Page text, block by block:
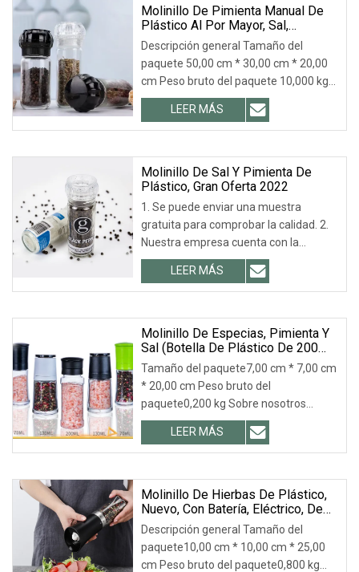
deforma.
Molinillo De Pimienta Manual De
Plástico Al Por Mayor, Sal,
Pimienta, Sal Marina, Pimienta,
Especias, Molinillos De Vidrio
Descripción general Tamaño del
paquete 50,00 cm * 30,00 cm * 20,00
cm Peso bruto del paquete 10,000 kg
Nuestra ventaja ---- LW Glass 1. Más de
10 años de experiencia en envasado
de botellas de vidrio 2. El negocio cubre
LEER MÁS
Molinillo De Sal Y Pimienta De
Plástico, Gran Oferta 2022
1. Se puede enviar una muestra
gratuita para comprobar la calidad. 2.
Nuestra empresa cuenta con la
certificación ISO 9001 y es el principal
proveedor de Coca-Cola, LIBBEY, ARC,
TARGET, etc. 3. Escala de proceso: 18+
LEER MÁS
Molinillo De Especias, Pimienta Y
Sal (botella De Plástico De 200
Ml), Muy Popular.
Tamaño del paquete7,00 cm * 7,00 cm
* 20,00 cm Peso bruto del
paquete0,200 kg Sobre nosotros
JINAN ROYALTOP IMP&EXP CO., LTD es
el fabricante profesional de productos
de vidrio en China. 13 años de
LEER MÁS
Molinillo De Hierbas De Plástico,
Nuevo, Con Batería, Eléctrico, De
Gravedad, Para Sal Y Pimienta,
Para Cocina.
Descripción general Tamaño del
paquete10,00 cm * 10,00 cm * 25,00
cm Peso bruto del paquete0,800 kg